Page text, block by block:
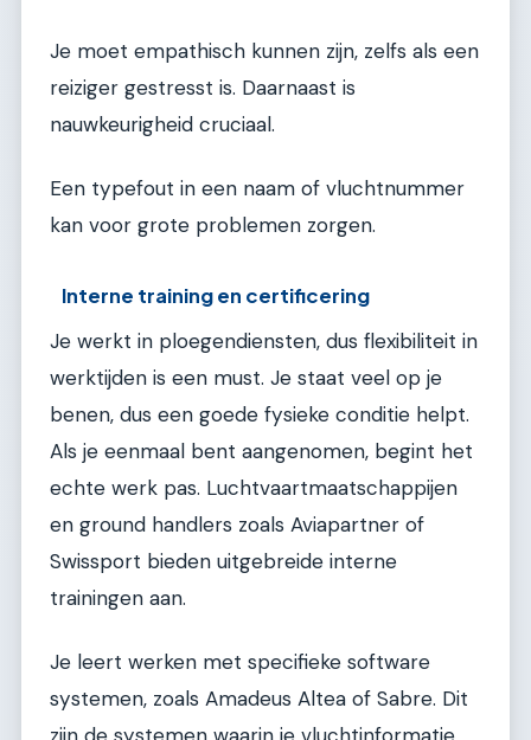
Je moet empathisch kunnen zijn, zelfs als een
reiziger gestresst is. Daarnaast is
nauwkeurigheid cruciaal.
Een typefout in een naam of vluchtnummer
kan voor grote problemen zorgen.
Interne training en certificering
Je werkt in ploegendiensten, dus flexibiliteit in
werktijden is een must. Je staat veel op je
benen, dus een goede fysieke conditie helpt.
Als je eenmaal bent aangenomen, begint het
echte werk pas. Luchtvaartmaatschappijen
en ground handlers zoals Aviapartner of
Swissport bieden uitgebreide interne
trainingen aan.
Je leert werken met specifieke software
systemen, zoals Amadeus Altea of Sabre. Dit